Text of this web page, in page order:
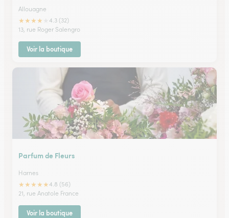
Allouagne
★★★★
4.3 (32)
13, rue Roger Salengro
Voir la boutique
Parfum de Fleurs
Harnes
★★★★★4.8 (56)
21, rue Anatole France
Voir la boutique